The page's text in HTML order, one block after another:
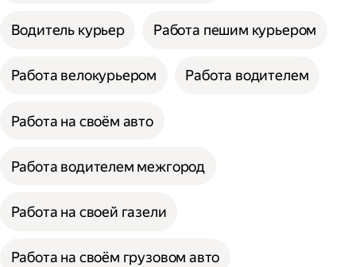
Водитель курьер Работа пешим курьером
Работа велокурьером Работа водителем
Работа на своём авто
Работа водителем межгород
Работа на своей газели
Работа на своём грузовом авто